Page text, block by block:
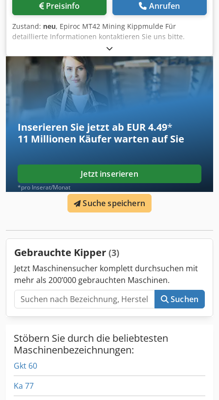
Preisinfo Anrufen
Zustand: neu, Epiroc MT42 Mining Kippmulde Für
detaillierte Informationen kontaktieren Sie uns bitte.
Inserieren Sie jetzt ab EUR 4.49*
11 Millionen Käufer warten auf Sie
Jetzt inserieren
*pro Inserat/Monat
Suche speichern
Gebrauchte Kipper (3)
Jetzt Maschinensucher komplett durchsuchen mit
mehr als 200’000 gebrauchten Maschinen.
Suchen
Stöbern Sie durch die beliebtesten
Maschinenbezeichnungen:
Gkt 60
Ka 77